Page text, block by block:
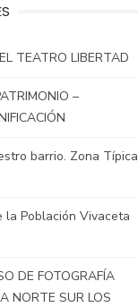
TEATRO LIBERTAD
–
barrio. Zona Típica
la Población Vivaceta
DE FOTOGRAFÍA
NORTE SUR LOS